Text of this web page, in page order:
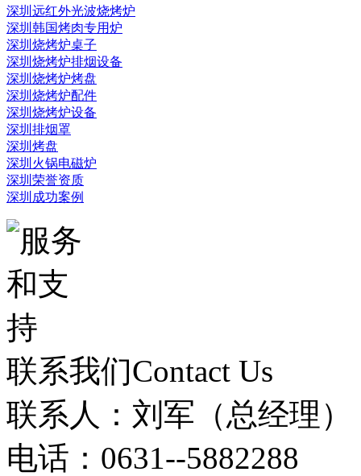
深圳远红外光波烧烤炉
深圳韩国烤肉专用炉
深圳烧烤炉桌子
深圳烧烤炉排烟设备
深圳烧烤炉烤盘
深圳烧烤炉配件
深圳烧烤炉设备
深圳排烟罩
深圳烤盘
深圳火锅电磁炉
深圳荣誉资质
深圳成功案例
联系我们Contact Us
联系人：刘军（总经理）
电话：0631--5882288